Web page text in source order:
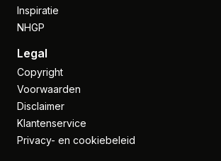
Inspiratie
NHGP
Legal
Copyright
Voorwaarden
Disclaimer
Klantenservice
Privacy- en cookiebeleid